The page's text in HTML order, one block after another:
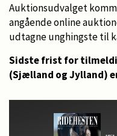
Auktionsudvalget
angående online
udtagne unghingste til
Sidste frist for
(Sjælland og Jylland)